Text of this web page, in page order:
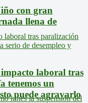
con gran
llena de
laboral tras
tenemos un
puede agravarlo